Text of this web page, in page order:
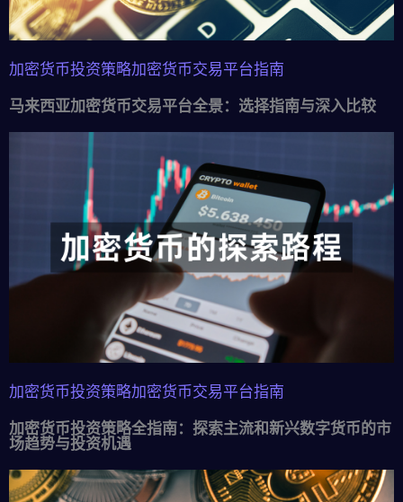
加密货币投资策略加密货币交易平台指南
马来西亚加密货币交易平台全景：选择指南与深入比较
加密货币投资策略加密货币交易平台指南
加密货币投资策略全指南：探索主流和新兴数字货币的市
场趋势与投资机遇